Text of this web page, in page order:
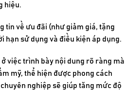
hiệu.
tin về ưu đãi (như giảm giá, tặng
hạn sử dụng và điều kiện áp dụng.
việc trình bày nội dung rõ ràng mà
mỹ, thể hiện được phong cách
nghiệp sẽ giúp tăng mức độ